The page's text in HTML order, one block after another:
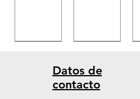
Datos de
contacto